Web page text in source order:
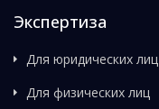
Экспертиза
Для юридических лиц
Для физических лиц